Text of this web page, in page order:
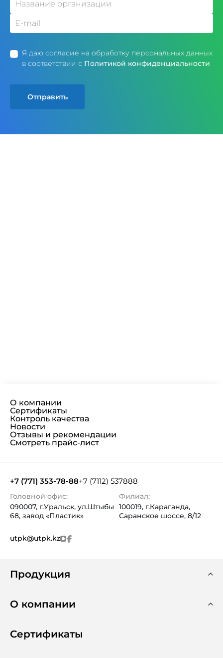
Я даю согласие на обработку персональных данных
в соответствии с Политикой конфиденциальности
Отправить
О компании
Сертификаты
Контроль качества
Новости
Отзывы и рекомендации
Смотреть прайс-лист
+7 (771) 353-78-88+7 (7112) 537888
Головной офис:
090007, г.Уральск, ул.Штыбы
68, завод «Пластик»
Филиал:
100019, г.Караганда,
Саранское шоссе, 8/12
utpk@utpk.kz
Продукция
О компании
Сертификаты